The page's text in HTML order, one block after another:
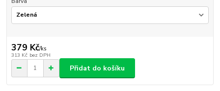
379 Kč/ks
313 Kč bez DPH
Přidat do košíku